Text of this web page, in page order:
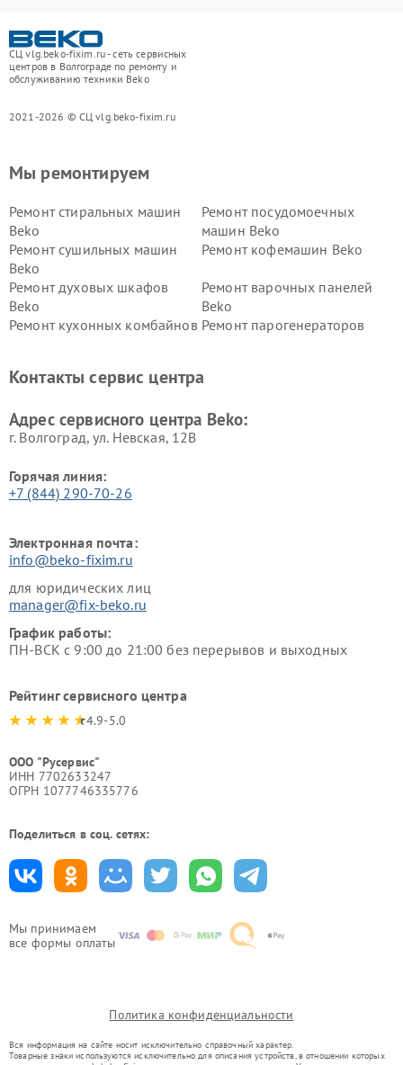
СЦ vlg.beko-fixim.ru - сеть сервисных
центров в Волгограде по ремонту и
обслуживанию техники Beko
2021-2026 © СЦ vlg.beko-fixim.ru
Мы принимаем
все формы оплаты
Мы ремонтируем
Ремонт стиральных машин
Beko
Ремонт посудомоечных
машин Beko
Ремонт сушильных машин
Beko
Ремонт кофемашин Beko
Ремонт духовых шкафов
Beko
Ремонт варочных панелей
Beko
Ремонт кухонных комбайнов Ремонт парогенераторов
Ремонт холодильников Beko Ремонт морозильных камер
Контакты сервис центра
Адрес сервисного центра Beko:
г. Волгоград, ул. Невская, 12В
Горячая линия:
+7 (844) 290-70-26
Электронная почта:
info@beko-fixim.ru
для юридических лиц
manager@fix-beko.ru
График работы:
ПН-ВСК с 9:00 до 21:00 без перерывов и выходных
Рейтинг сервисного центра
4.9-5.0
ООО "Русервис"
ИНН 7702633247
ОГРН 1077746335776
Поделиться в соц. сетях:
Политика конфиденциальности
Вся информация на сайте носит исключительно справочный характер.
Товарные знаки используются исключительно для описания устройств, в отношении которых